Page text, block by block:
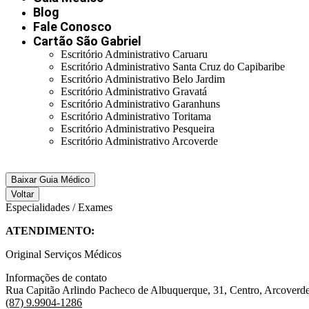
Blog
Fale Conosco
Cartão São Gabriel
Escritório Administrativo Caruaru
Escritório Administrativo Santa Cruz do Capibaribe
Escritório Administrativo Belo Jardim
Escritório Administrativo Gravatá
Escritório Administrativo Garanhuns
Escritório Administrativo Toritama
Escritório Administrativo Pesqueira
Escritório Administrativo Arcoverde
Baixar Guia Médico
Voltar
Especialidades / Exames
ATENDIMENTO:
Original Serviços Médicos
Informações de contato
Rua Capitão Arlindo Pacheco de Albuquerque, 31, Centro,
(87) 9.9904-1286